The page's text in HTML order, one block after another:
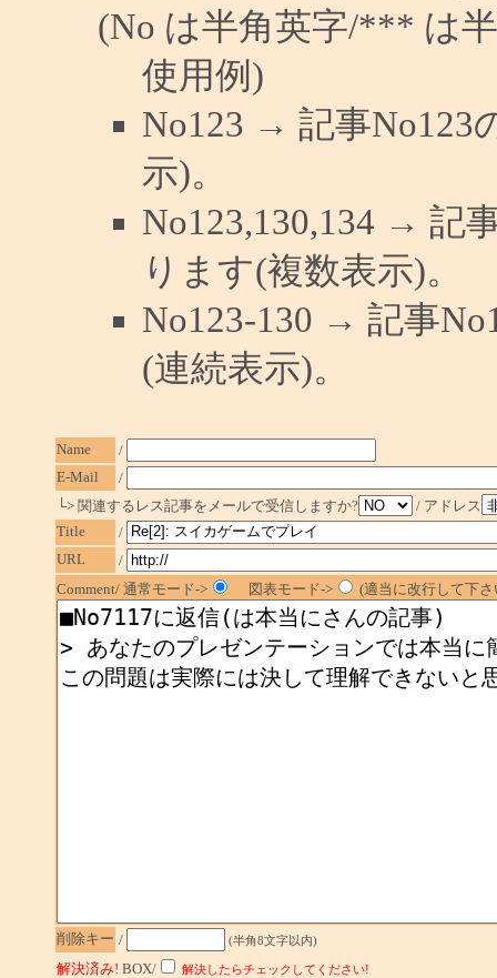
(No は半角英字/*** は
使用例)
No123 → 記事No123
示)。
No123,130,134 → 記
ります(複数表示)。
No123-130 → 記事
(連続表示)。
Name
/
E-Mail
/
└> 関連するレス記事をメールで受信しますか?
/ アドレス
Title
/
URL
/
Comment/ 通常モード->
図表モード-> (適当に改行して下
削除キー / (半角8文字以内)
解決済み! BOX/ 解決したらチェックしてください!